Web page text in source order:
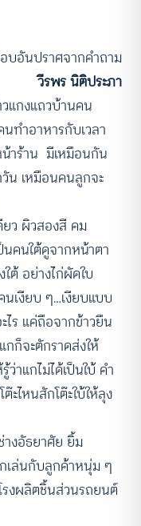
บอันปราศจากคำถาม
วีรพร นิติประภา
แกงแถวบ้านคน
ทำอาหารกับเวลา
าร้าน มีเหมือนกัน
น เหมือนคนลูกจะ
ว ผิวสองสี คม
นคนใต้ดูจากหน้าตา
ต้ อย่างไก่ผัดใบ
นเงียบ ๆ…เงียบแบบ
ไร แค่ถือจากข้าวยืน
ก็จะตักราดส่งให้
าแกไม่ได้เป็นใบ้ คำ
ะไหนสักโต๊ะใบ้ให้ลุง
างอัธยาศัย ยิ้ม
เล่นกับลูกค้าหนุ่ม ๆ
รงผลิตชิ้นส่วนรถยนต์